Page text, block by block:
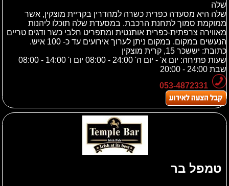
שלה
שלה היא מסעדה כפרית כשרה למהדרין בקריית מוצקין, אשר
ממוקמת סמוך לתחנת הרכבת. במסעדת שלה תוכלו ליהנות
מאווירה צרפתית-כפרית אותנטית ומתפריט חלבי כשר ודגים טריים
הנעשים במקום. במקום ניתן לערוך אירועים עד כ- 100 איש.
כתובת: יששכר 15, קרית מוצקין
שעות פתיחה: יום א' - יום ה' 24:00 - 08:00 יום ו' 14:00 - 08:00
שבת 24:00 - 20:00
053-4872331
טמפל בר